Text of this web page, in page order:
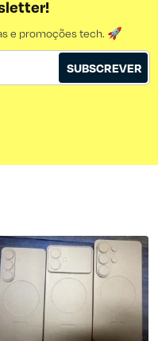
e promoções tech. 🚀
SUBSCREVER